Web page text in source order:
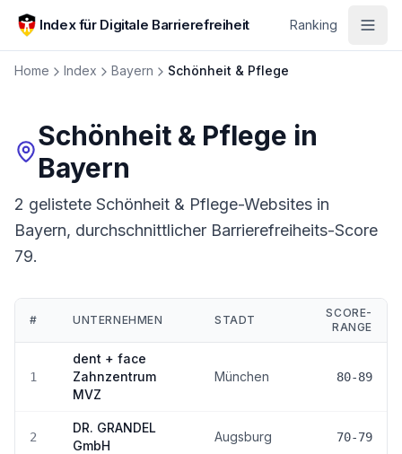
Zum Hauptinhalt springen
Index für Digitale Barrierefreiheit Ranking
Home Index Bayern Schönheit & Pflege
Schönheit & Pflege in
Bayern
2 gelistete Schönheit & Pflege-Websites in
Bayern, durchschnittlicher Barrierefreiheits-Score
79.
Schönheit & Pflege
# UNTERNEHMEN STADT
SCORE-
RANGE
1
dent + face
Zahnzentrum
MVZ
München 80-89
2
DR. GRANDEL
GmbH
Augsburg 70-79